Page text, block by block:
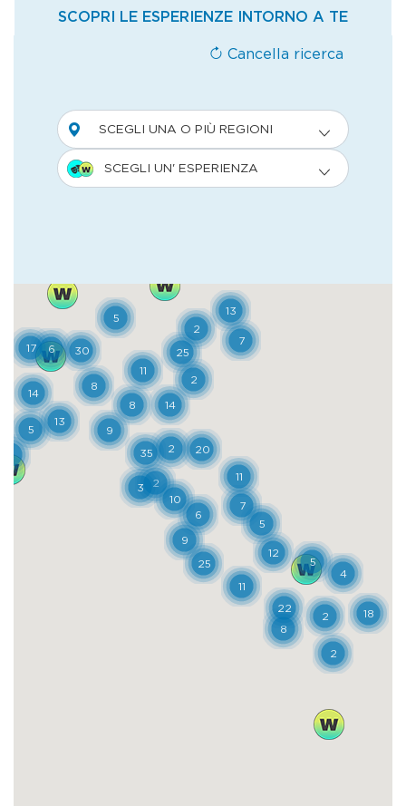
ai Lancellotti, che lo acquistarono nel
Seicento. Il maniero fu devastato da un
avviata una ricostruzione radicale per mano
di Filippo Massimo Lancellotti, che gli diede
l’aspetto che si può osservare oggi. La
già subito dopo l’accesso, nel primo cortile
con la scenografica quinta delle due torri
merlate, poi nel secondo cortile col giardino
romantico e quello all’italiana e nei
curatissimi ambienti interni. Infine si scopre
la cappella, che rappresenta il momento
culminante dell’eclettismo dell’intera
struttura, dalla facciata neoromanica al
colonnato neoclassico, fino al catino
absidale di chiara ispirazione bizantina. Il
Castello Lancellotti riunisce in sé un
insieme composito ed elegante unico nel
suo genere, che merita davvero la visita.